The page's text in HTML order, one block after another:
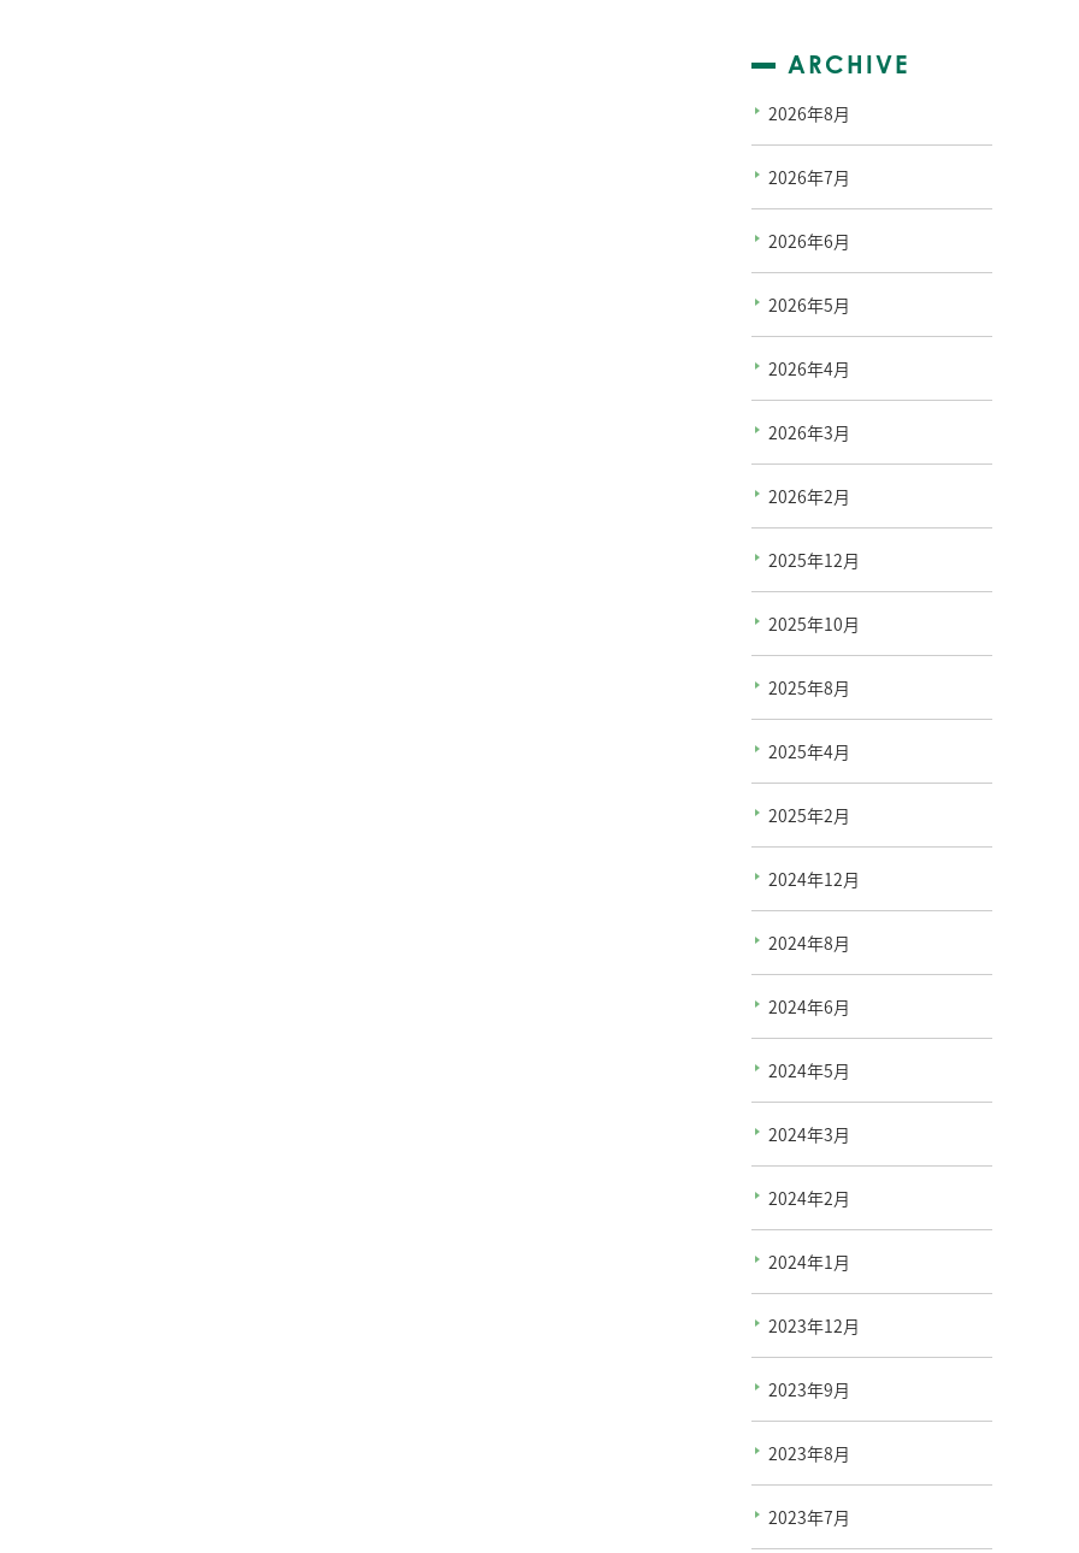
ARCHIVE
2026年8月
2026年7月
2026年6月
2026年5月
2026年4月
2026年3月
2026年2月
2025年12月
2025年10月
2025年8月
2025年4月
2025年2月
2024年12月
2024年8月
2024年6月
2024年5月
2024年3月
2024年2月
2024年1月
2023年12月
2023年9月
2023年8月
2023年7月